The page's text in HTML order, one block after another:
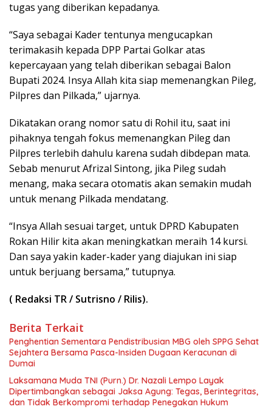
tugas yang diberikan kepadanya.
“Saya sebagai Kader tentunya mengucapkan
terimakasih kepada DPP Partai Golkar atas
kepercayaan yang telah diberikan sebagai Balon
Bupati 2024. Insya Allah kita siap memenangkan Pileg,
Pilpres dan Pilkada,” ujarnya.
Dikatakan orang nomor satu di Rohil itu, saat ini
pihaknya tengah fokus memenangkan Pileg dan
Pilpres terlebih dahulu karena sudah dibdepan mata.
Sebab menurut Afrizal Sintong, jika Pileg sudah
menang, maka secara otomatis akan semakin mudah
untuk menang Pilkada mendatang.
“Insya Allah sesuai target, untuk DPRD Kabupaten
Rokan Hilir kita akan meningkatkan meraih 14 kursi.
Dan saya yakin kader-kader yang diajukan ini siap
untuk berjuang bersama,” tutupnya.
( Redaksi TR / Sutrisno / Rilis).
Berita Terkait
Penghentian Sementara Pendistribusian MBG oleh SPPG Sehat
Sejahtera Bersama Pasca-Insiden Dugaan Keracunan di
Dumai
Laksamana Muda TNI (Purn.) Dr. Nazali Lempo Layak
Dipertimbangkan sebagai Jaksa Agung: Tegas, Berintegritas,
dan Tidak Berkompromi terhadap Penegakan Hukum